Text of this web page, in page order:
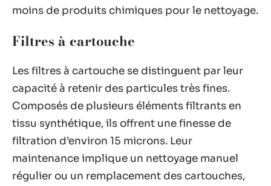
moins de produits chimiques pour le nettoyage.
Filtres à cartouche
Les filtres à cartouche se distinguent par leur
capacité à retenir des particules très fines.
Composés de plusieurs éléments filtrants en
tissu synthétique, ils offrent une finesse de
filtration d’environ 15 microns. Leur
maintenance implique un nettoyage manuel
régulier ou un remplacement des cartouches,